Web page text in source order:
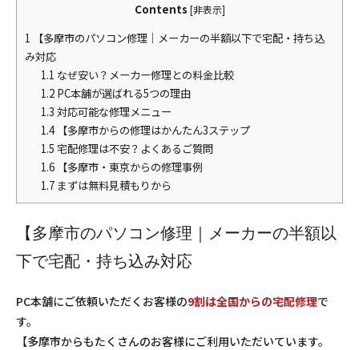
Contents [非表示]
1 【多摩市のパソコン修理｜メーカーの半額以下で宅配・持ち込
み対応
1.1 なぜ安い？メーカー修理との料金比較
1.2PC本舗が選ばれる5つの理由
1.3 対応可能な修理メニュー
1.4【多摩市からの修理はかんたん3ステップ
1.5 宅配修理は不安？よくあるご質問
1.6【多摩市・東京からの修理事例
1.7まずは無料見積もりから
【多摩市のパソコン修理｜メーカーの半額以
下で宅配・持ち込み対応
PC本舗にご依頼いただくお客様の9割は全国からの宅配修理で
す。
【多摩市からもたくさんのお客様にご利用いただいています。